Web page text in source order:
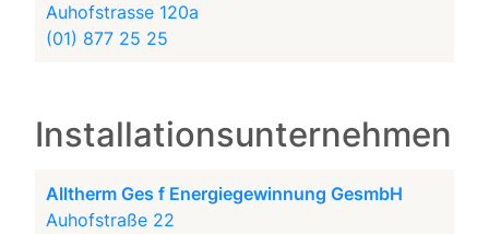
Auhofstrasse 120a
(01) 877 25 25
Installationsunternehmen
Alltherm Ges f Energiegewinnung GesmbH
Auhofstraße 22